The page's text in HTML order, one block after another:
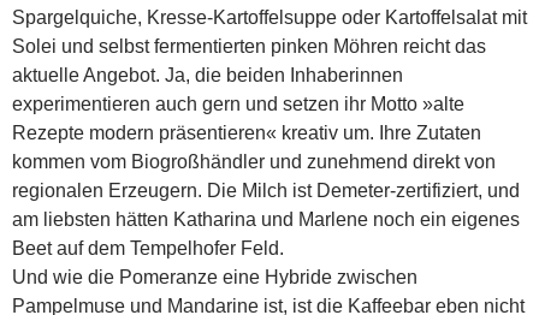
Spargelquiche, Kresse-Kartoffelsuppe oder Kartoffelsalat mit
Solei und selbst fermentierten pinken Möhren reicht das
aktuelle Angebot. Ja, die beiden Inhaberinnen
experimentieren auch gern und setzen ihr Motto »alte
Rezepte modern präsentieren« kreativ um. Ihre Zutaten
kommen vom Biogroßhändler und zunehmend direkt von
regionalen Erzeugern. Die Milch ist Demeter-zertifiziert, und
am liebsten hätten Katharina und Marlene noch ein eigenes
Beet auf dem Tempelhofer Feld.
Und wie die Pomeranze eine Hybride zwischen
Pampelmuse und Mandarine ist, ist die Kaffeebar eben nicht